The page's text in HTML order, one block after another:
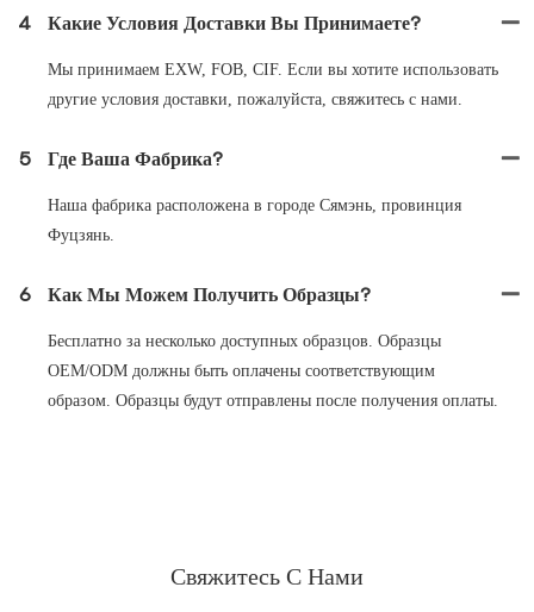
4 Какие Условия Доставки Вы Принимаете?
Мы принимаем EXW, FOB, CIF. Если вы хотите использовать
другие условия доставки, пожалуйста, свяжитесь с нами.
5 Где Ваша Фабрика?
Наша фабрика расположена в городе Сямэнь, провинция
Фуцзянь.
6 Как Мы Можем Получить Образцы?
Бесплатно за несколько доступных образцов. Образцы
OEM/ODM должны быть оплачены соответствующим
образом. Образцы будут отправлены после получения оплаты.
Свяжитесь С Нами